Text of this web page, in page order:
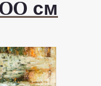
см